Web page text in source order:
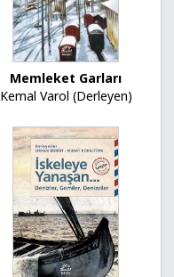
Memleket Garları
Kemal Varol (Derleyen)